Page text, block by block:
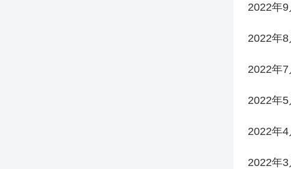
2022年9
2022年8
2022年7
2022年5
2022年4
2022年3